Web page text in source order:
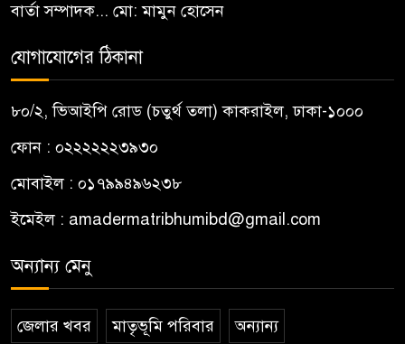
বার্তা সম্পাদক... মো: মামুন হোসেন
যোগাযোগের ঠিকানা
৮০/২, ভিআইপি রোড (চতুর্থ তলা) কাকরাইল, ঢাকা-১০০০
ফোন : ০২২২২২২৩৯৩০
মোবাইল : ০১৭৯৯৪৯৬২৩৮
ইমেইল : amadermatribhumibd@gmail.com
অন্যান্য মেনু
জেলার খবর মাতৃভূমি পরিবার অন্যান্য